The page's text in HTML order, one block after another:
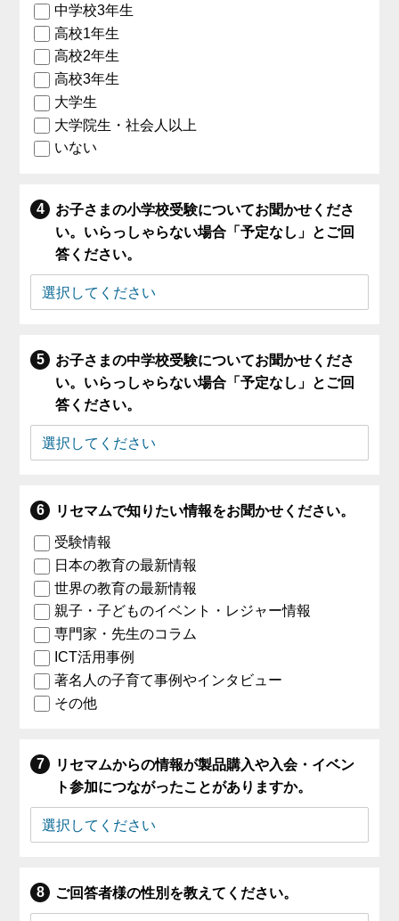
中学校3年生
高校1年生
高校2年生
高校3年生
大学生
大学院生・社会人以上
いない
お子さまの小学校受験についてお聞かせくださ
い。いらっしゃらない場合「予定なし」とご回
答ください。
お子さまの中学校受験についてお聞かせくださ
い。いらっしゃらない場合「予定なし」とご回
答ください。
リセマムで知りたい情報をお聞かせください。
受験情報
日本の教育の最新情報
世界の教育の最新情報
親子・子どものイベント・レジャー情報
専門家・先生のコラム
ICT活用事例
著名人の子育て事例やインタビュー
その他
リセマムからの情報が製品購入や入会・イベン
ト参加につながったことがありますか。
ご回答者様の性別を教えてください。